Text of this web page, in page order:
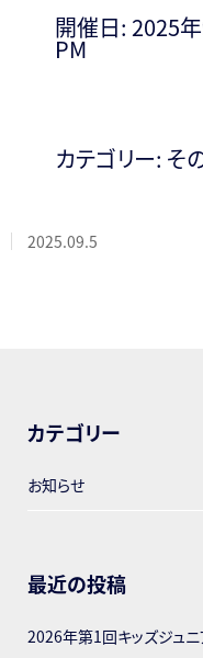
開催日: 2025
PM
カテゴリー: そ
2025.09.5
カテゴリー
お知らせ
最近の投稿
2026年第1回キッズジュ